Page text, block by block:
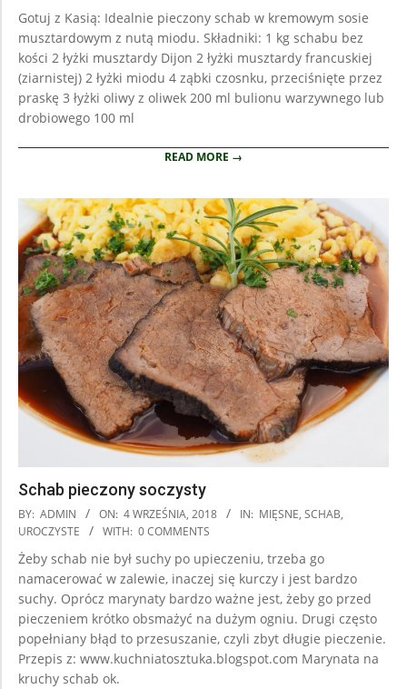
05
Gotuj z Kasią: Idealnie pieczony schab w kremowym sosie
musztardowym z nutą miodu. Składniki: 1 kg schabu bez
kości 2 łyżki musztardy Dijon 2 łyżki musztardy francuskiej
(ziarnistej) 2 łyżki miodu 4 ząbki czosnku, przeciśnięte przez
praskę 3 łyżki oliwy z oliwek 200 ml bulionu warzywnego lub
drobiowego 100 ml
READ MORE →
Schab pieczony soczysty
2018-
09-
04
BY: ADMIN ON: 4 WRZEŚNIA, 2018 IN: MIĘSNE, SCHAB,
UROCZYSTE
WITH: 0 COMMENTS
Żeby schab nie był suchy po upieczeniu, trzeba go
namacerować w zalewie, inaczej się kurczy i jest bardzo
suchy. Oprócz marynaty bardzo ważne jest, żeby go przed
pieczeniem krótko obsmażyć na dużym ogniu. Drugi często
popełniany błąd to przesuszanie, czyli zbyt długie pieczenie.
Przepis z: www.kuchniatosztuka.blogspot.com Marynata na
kruchy schab ok.